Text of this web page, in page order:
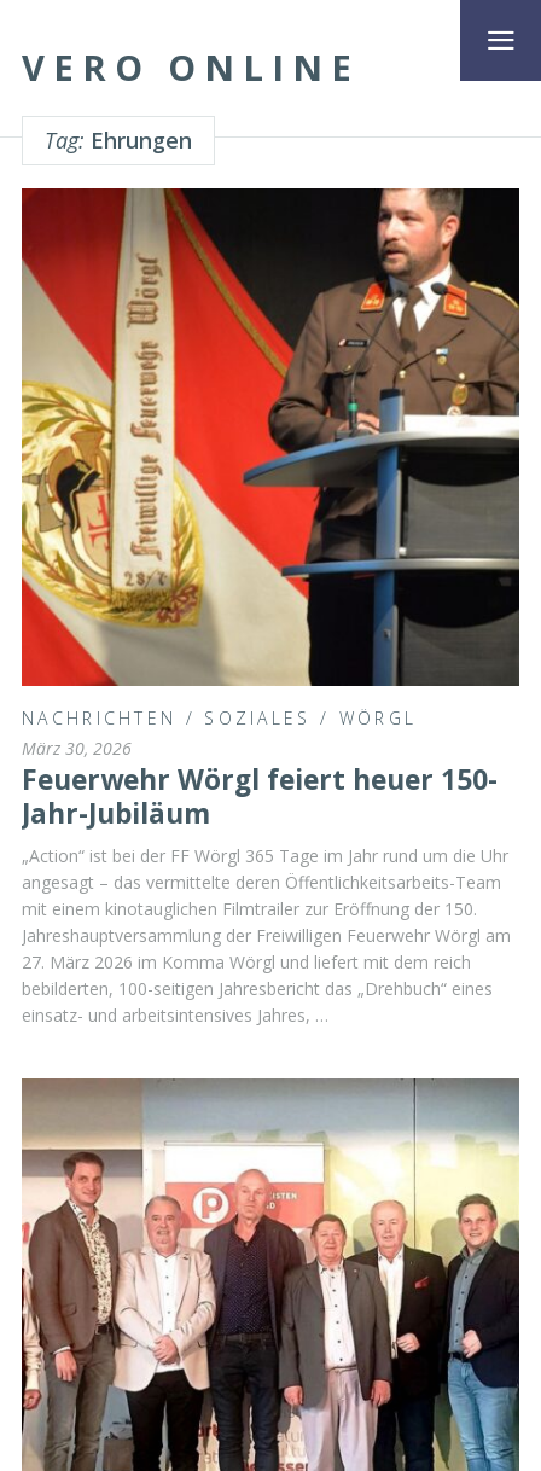
VERO ONLINE
Tag: Ehrungen
NACHRICHTEN / SOZIALES / WÖRGL
März 30, 2026
Feuerwehr Wörgl feiert heuer 150-
Jahr-Jubiläum
„Action“ ist bei der FF Wörgl 365 Tage im Jahr rund um die Uhr
angesagt – das vermittelte deren Öffentlichkeitsarbeits-Team
mit einem kinotauglichen Filmtrailer zur Eröffnung der 150.
Jahreshauptversammlung der Freiwilligen Feuerwehr Wörgl am
27. März 2026 im Komma Wörgl und liefert mit dem reich
bebilderten, 100-seitigen Jahresbericht das „Drehbuch“ eines
einsatz- und arbeitsintensives Jahres, …